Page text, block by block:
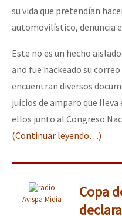
su vida que pretendían
automovilístico, denuncia
Este no es un hecho
año fue hackeado su
encuentran diversos
juicios de amparo que
ellos junto al Congreso
(Continuar leyendo…)
Avispa Midia
Copa